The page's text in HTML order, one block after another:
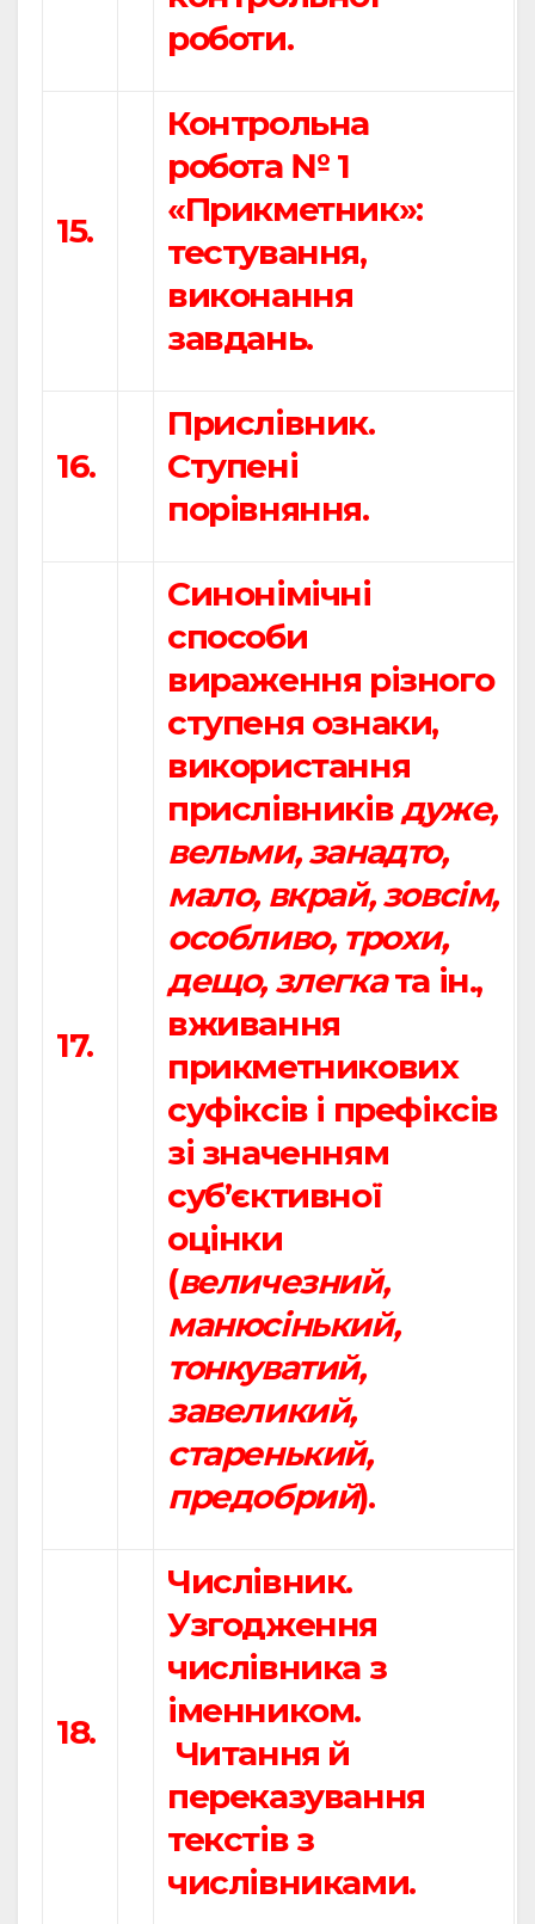
роботи.
15.
Контрольна
робота № 1
«Прикметник»:
тестування,
виконання
завдань.
16.
Прислівник.
Ступені
порівняння.
17.
Синонімічні
способи
вираження різного
ступеня ознаки,
використання
прислівниківдуже,
вельми, занадто,
мало, вкрай, зовсім,
особливо, трохи,
дещо, злегката ін.,
вживання
прикметникових
суфіксів і префіксів
зі значенням
суб’єктивної
оцінки
(величезний,
манюсінький,
тонкуватий,
завеликий,
старенький,
предобрий).
18.
Числівник.
Узгодження
числівника з
іменником.
Читання й
переказування
текстів з
числівниками.